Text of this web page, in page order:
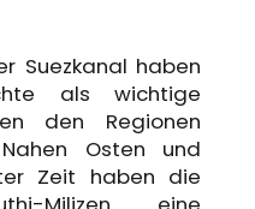
Suezkanal haben
als wichtige
den Regionen
Osten und
Zeit haben die